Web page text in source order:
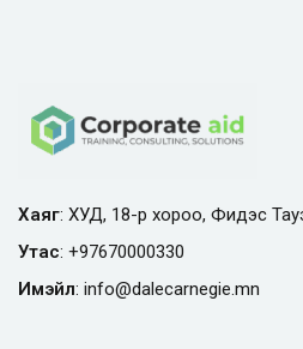
Хаяг: ХУД, 18-р хороо, Фидэс
Утас: +97670000330
Имэйл: info@dalecarnegie.mn